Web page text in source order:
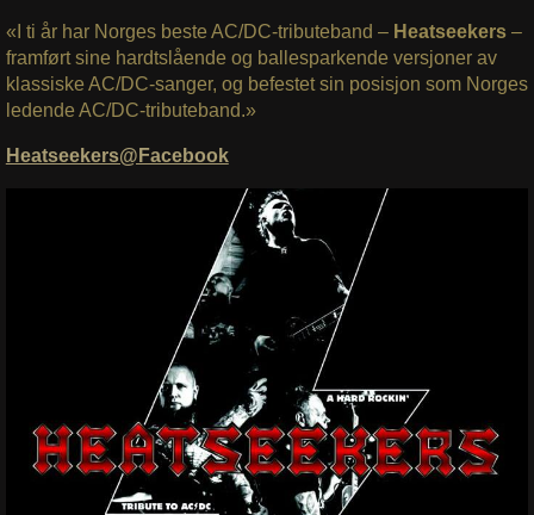
«I ti år har Norges beste AC/DC-tributeband – Heatseekers –
framført sine hardtslående og ballesparkende versjoner av
klassiske AC/DC-sanger, og befestet sin posisjon som Norges
ledende AC/DC-tributeband.»
Heatseekers@Facebook